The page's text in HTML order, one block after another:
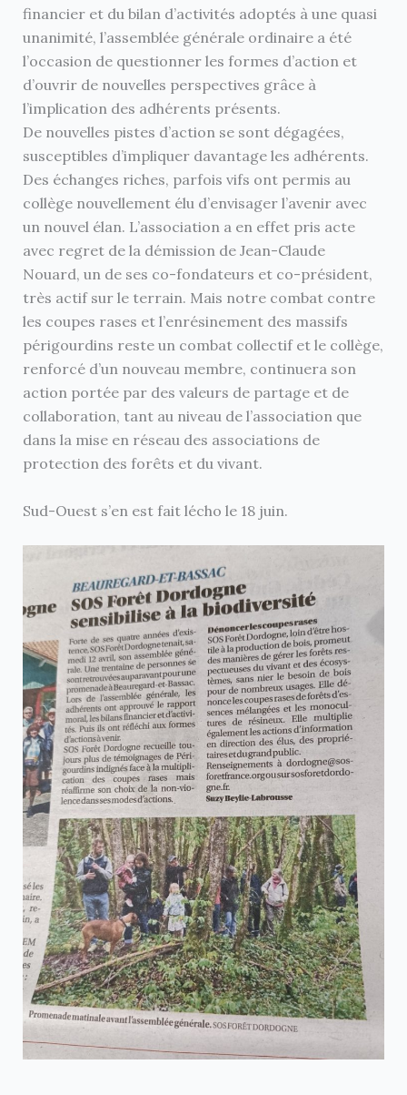
financier et du bilan d’activités adoptés à une quasi
unanimité, l’assemblée générale ordinaire a été
l’occasion de questionner les formes d’action et
d’ouvrir de nouvelles perspectives grâce à
l’implication des adhérents présents.
De nouvelles pistes d’action se sont dégagées,
susceptibles d’impliquer davantage les adhérents.
Des échanges riches, parfois vifs ont permis au
collège nouvellement élu d’envisager l’avenir avec
un nouvel élan. L’association a en effet pris acte
avec regret de la démission de Jean-Claude
Nouard, un de ses co-fondateurs et co-président,
très actif sur le terrain. Mais notre combat contre
les coupes rases et l’enrésinement des massifs
périgourdins reste un combat collectif et le collège,
renforcé d’un nouveau membre, continuera son
action portée par des valeurs de partage et de
collaboration, tant au niveau de l’association que
dans la mise en réseau des associations de
protection des forêts et du vivant.
Sud-Ouest s’en est fait lécho le 18 juin.